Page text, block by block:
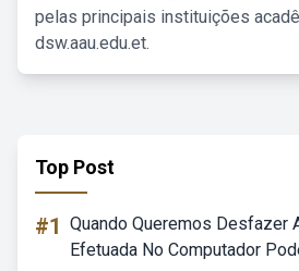
pelas principais instituições
dsw.aau.edu.et.
Top Post
#1 Quando Queremos Desfazer
Efetuada No Computador